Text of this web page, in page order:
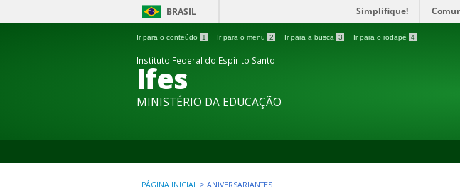
BRASIL Simplifique!
Ir para o conteúdo 1 Ir para o menu 2 Ir para a busca 3 Ir para o rodapé 4
Instituto Federal do Espírito Santo
Ifes
MINISTÉRIO DA EDUCAÇÃO
PÁGINA INICIAL > ANIVERSARIANTES